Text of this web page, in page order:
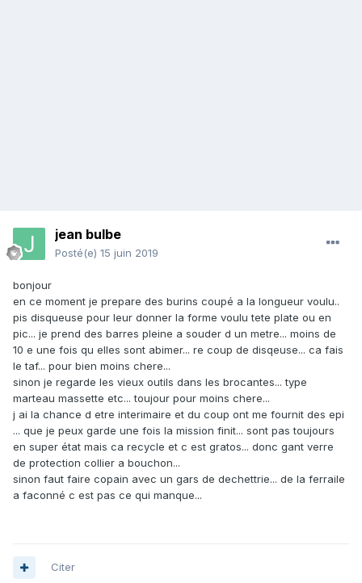
jean bulbe
Posté(e) 15 juin 2019
bonjour
en ce moment je prepare des burins coupé a la longueur voulu..
pis disqueuse pour leur donner la forme voulu tete plate ou en
pic... je prend des barres pleine a souder d un metre... moins de
10 e une fois qu elles sont abimer... re coup de disqeuse... ca fais
le taf... pour bien moins chere...
sinon je regarde les vieux outils dans les brocantes... type
marteau massette etc... toujour pour moins chere...
j ai la chance d etre interimaire et du coup ont me fournit des epi
... que je peux garde une fois la mission finit... sont pas toujours
en super état mais ca recycle et c est gratos... donc gant verre
de protection collier a bouchon...
sinon faut faire copain avec un gars de dechettrie... de la ferraile
a faconné c est pas ce qui manque...
Citer